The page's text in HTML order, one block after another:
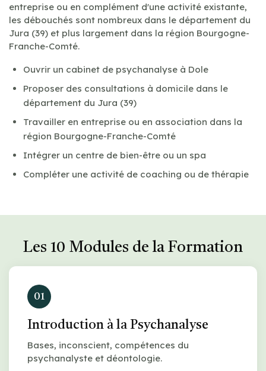
entreprise ou en complément d'une activité existante,
les débouchés sont nombreux dans le département du
Jura (39) et plus largement dans la région Bourgogne-
Franche-Comté.
Ouvrir un cabinet de psychanalyse à Dole
Proposer des consultations à domicile dans le
département du Jura (39)
Travailler en entreprise ou en association dans la
région Bourgogne-Franche-Comté
Intégrer un centre de bien-être ou un spa
Compléter une activité de coaching ou de thérapie
Les 10 Modules de la Formation
01
Introduction à la Psychanalyse
Bases, inconscient, compétences du
psychanalyste et déontologie.